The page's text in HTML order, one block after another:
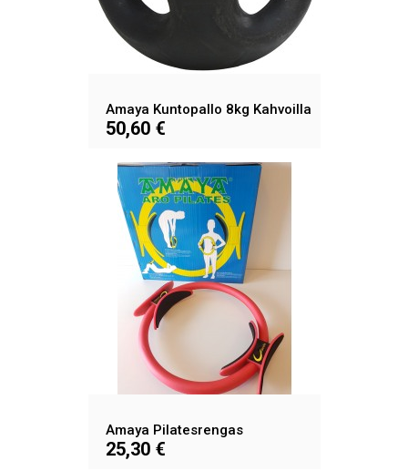
Amaya Kuntopallo 8kg Kahvoilla
50,60 €
Amaya Pilatesrengas
25,30 €